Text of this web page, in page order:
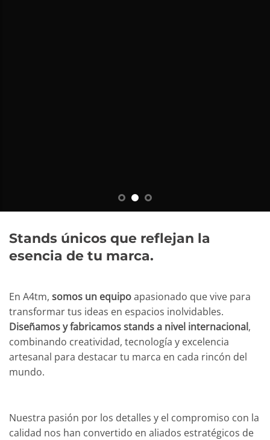
Stands únicos que reflejan la
esencia de tu marca.
En A4tm, somos un equipoapasionado que vive para
transformar tus ideas en espacios inolvidables.
Diseñamos y fabricamos stands a nivel internacional,
combinando creatividad, tecnología y excelencia
artesanal para destacar tu marca en cada rincón del
mundo.
Nuestra pasión por los detalles y el compromiso con la
calidad nos han convertido en aliados estratégicos de